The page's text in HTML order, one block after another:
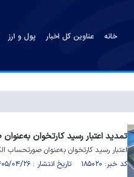
خانه عناوین کل اخبار پول و ارز
تمدید اعتبار رسید کارتخوان
اعتبار رسید کارتخوان به‌عنوان صورتحساب الکترونیکی
کد خبر: ۱۸۵۰۲۰ تاریخ انتشار : ۱۴۰۵/۰۴/۲۶